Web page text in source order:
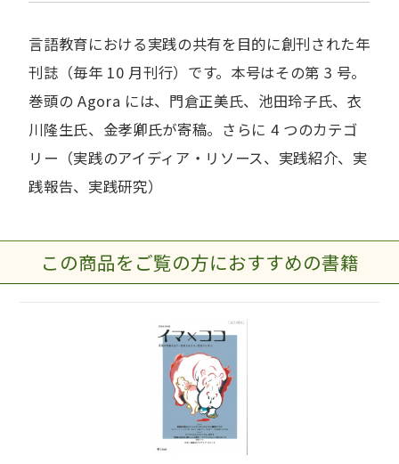
言語教育における実践の共有を目的に創刊された年
刊誌（毎年 10 月刊行）です。本号はその第 3 号。
巻頭の Agora には、門倉正美氏、池田玲子氏、衣
川隆生氏、金孝卿氏が寄稿。さらに 4 つのカテゴ
リー（実践のアイディア・リソース、実践紹介、実
践報告、実践研究）
この商品をご覧の方におすすめの書籍